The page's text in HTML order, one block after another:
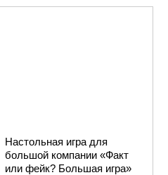
Настольная игра для
большой компании «Факт
или фейк? Большая игра»